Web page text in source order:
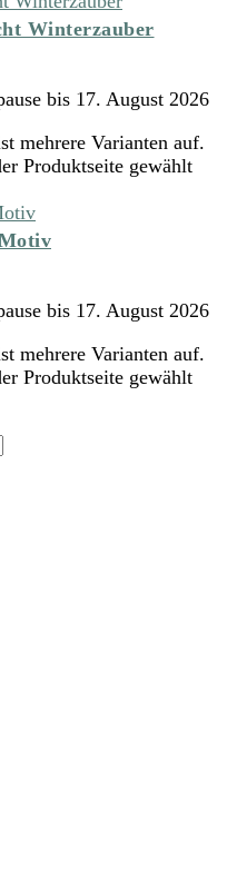
Winterzauber
bis 17. August 2026
mehrere Varianten auf.
Produktseite gewählt
bis 17. August 2026
mehrere Varianten auf.
Produktseite gewählt